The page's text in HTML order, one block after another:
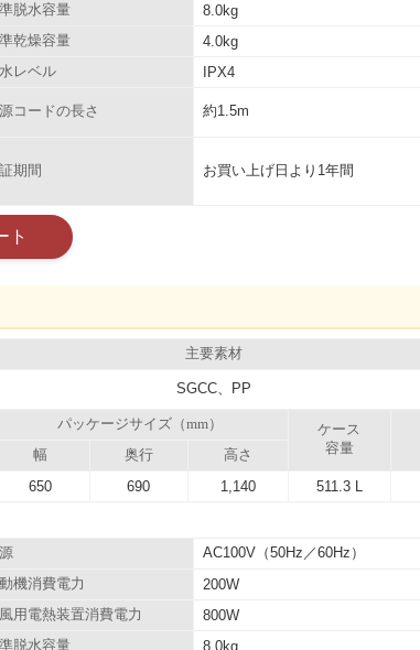
脱水容量 8.0kg
乾燥容量 4.0kg
レベル IPX4
コードの長さ 約1.5m
期間 お買い上げ日より1年間
ト
主要素材
SGCC、PP
パッケージサイズ（mm）
ケース
容量
幅 奥行 高さ
650 690 1,140 511.3 L
AC100V（50Hz／60Hz）
機消費電力 200W
用電熱装置消費電力 800W
脱水容量 8.0kg